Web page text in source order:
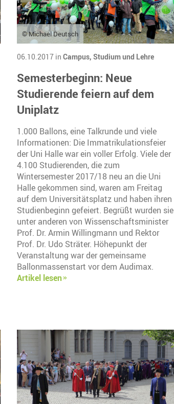
© Michael Deutsch
06.10.2017 in Campus, Studium und Lehre
Semesterbeginn: Neue
Studierende feiern auf dem
Uniplatz
1.000 Ballons, eine Talkrunde und viele
Informationen: Die Immatrikulationsfeier
der Uni Halle war ein voller Erfolg. Viele der
4.100 Studierenden, die zum
Wintersemester 2017/18 neu an die Uni
Halle gekommen sind, waren am Freitag
auf dem Universitätsplatz und haben ihren
Studienbeginn gefeiert. Begrüßt wurden sie
unter anderen von Wissenschaftsminister
Prof. Dr. Armin Willingmann und Rektor
Prof. Dr. Udo Sträter. Höhepunkt der
Veranstaltung war der gemeinsame
Ballonmassenstart vor dem Audimax.
Artikel lesen